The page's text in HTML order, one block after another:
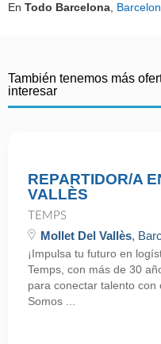
En Todo Barcelona
También tenemos más
interesar
REPARTIDOR/A
VALLÈS
TEMPS
Mollet Del Vallès,
¡Impulsa tu futuro en
Temps, con más de 30
para conectar talento con
Somos ...